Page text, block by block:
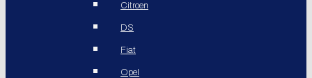
Citroen
DS
Fiat
Opel